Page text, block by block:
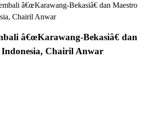
â€œKarawang-Bekasiâ€ dan Maestro
Chairil Anwar
â€œKarawang-Bekasiâ€ dan
Indonesia, Chairil Anwar